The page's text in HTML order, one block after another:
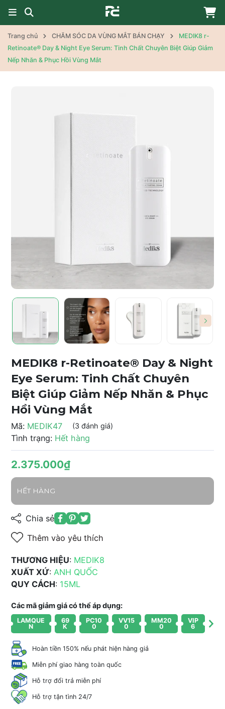
Trang chủ CHĂM SÓC DA VÙNG MẮT BÁN CHẠY
MEDIK8 r-
Retinoate® Day & Night Eye Serum: Tinh Chất Chuyên Biệt Giúp Giảm
Nếp Nhăn & Phục Hồi Vùng Mắt
MEDIK8 r-Retinoate® Day & Night
Eye Serum: Tinh Chất Chuyên
Biệt Giúp Giảm Nếp Nhăn & Phục
Hồi Vùng Mắt
Mã: MEDIK47 (3 đánh giá)
Tình trạng: Hết hàng
2.375.000₫
HẾT HÀNG
Chia sẻ
Thêm vào yêu thích
THƯƠNG HIỆU: MEDIK8
XUẤT XỨ: ANH QUỐC
QUY CÁCH: 15ML
Các mã giảm giá có thể áp dụng:
LAMQUE
N
69
K
PC10
0
VV15
0
MM20
0
VIP
6
Hoàn tiền 150% nếu phát hiện hàng giả
Miễn phí giao hàng toàn quốc
Hỗ trợ đổi trả miễn phí
Hỗ trợ tận tình 24/7